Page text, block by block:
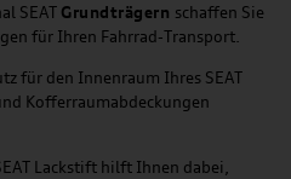
SEAT Grundträgern schaffen Sie
für Ihren Fahrrad-Transport.
für den Innenraum Ihres SEAT
Kofferraumabdeckungen
Lackstift hilft Ihnen dabei,